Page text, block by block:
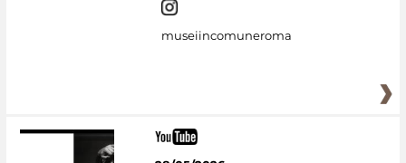
museiincomuneroma